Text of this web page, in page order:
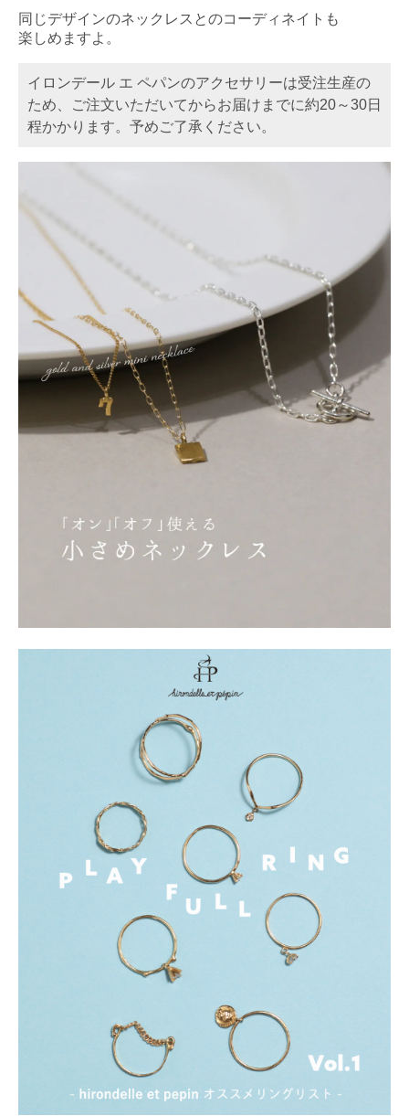
同じデザインのネックレスとのコーディネイトも
楽しめますよ。
イロンデール エ ペパンのアクセサリーは受注生産の
ため、ご注文いただいてからお届けまでに約20～30日
程かかります。予めご了承ください。